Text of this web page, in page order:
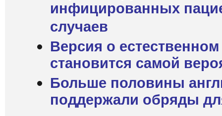
инфицированных
случаев
Версия о
становится самой
Больше половины
поддержали обряды